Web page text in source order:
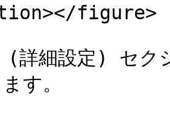
figure>
詳細設定) セク
す。